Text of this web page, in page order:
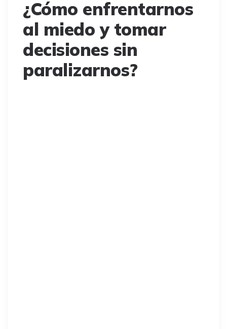
¿Cómo enfrentarnos
al miedo y tomar
decisiones sin
paralizarnos?